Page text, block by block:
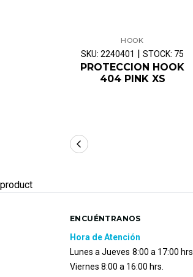
HOOK
SKU: 2240401 | STOCK: 75
PROTECCION HOOK
404 PINK XS
product
ENCUÉNTRANOS
Hora de Atención
Lunes a Jueves 8:00 a 17:00 hrs.
Viernes 8:00 a 16:00 hrs.